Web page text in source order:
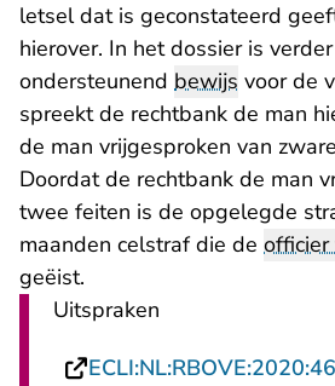
letsel dat is geconstateerd
hierover. In het dossier is
ondersteunend bewijs voor de
spreekt de rechtbank de man
de man vrijgesproken van
Doordat de rechtbank de man
twee feiten is de opgelegde
maanden celstraf die de officier
geëist.
Uitspraken